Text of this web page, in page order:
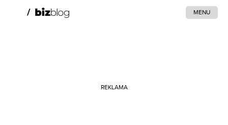
MENU
REKLAMA